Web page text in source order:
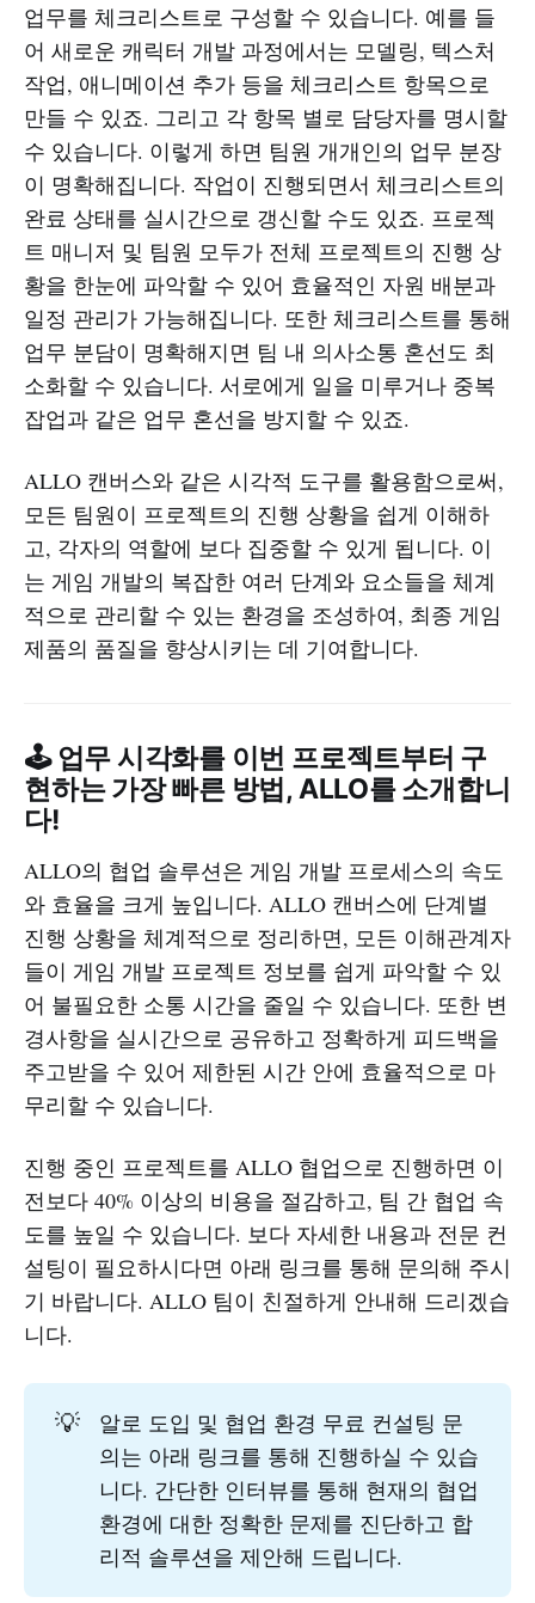
업무를 체크리스트로 구성할 수 있습니다. 예를 들
어 새로운 캐릭터 개발 과정에서는 모델링, 텍스처
작업, 애니메이션 추가 등을 체크리스트 항목으로
만들 수 있죠. 그리고 각 항목 별로 담당자를 명시할
수 있습니다. 이렇게 하면 팀원 개개인의 업무 분장
이 명확해집니다. 작업이 진행되면서 체크리스트의
완료 상태를 실시간으로 갱신할 수도 있죠. 프로젝
트 매니저 및 팀원 모두가 전체 프로젝트의 진행 상
황을 한눈에 파악할 수 있어 효율적인 자원 배분과
일정 관리가 가능해집니다. 또한 체크리스트를 통해
업무 분담이 명확해지면 팀 내 의사소통 혼선도 최
소화할 수 있습니다. 서로에게 일을 미루거나 중복
잡업과 같은 업무 혼선을 방지할 수 있죠.
ALLO 캔버스와 같은 시각적 도구를 활용함으로써,
모든 팀원이 프로젝트의 진행 상황을 쉽게 이해하
고, 각자의 역할에 보다 집중할 수 있게 됩니다. 이
는 게임 개발의 복잡한 여러 단계와 요소들을 체계
적으로 관리할 수 있는 환경을 조성하여, 최종 게임
제품의 품질을 향상시키는 데 기여합니다.
🕹️ 업무 시각화를 이번 프로젝트부터 구
현하는 가장 빠른 방법, ALLO를 소개합니
다!
ALLO의 협업 솔루션은 게임 개발 프로세스의 속도
와 효율을 크게 높입니다. ALLO 캔버스에 단계별
진행 상황을 체계적으로 정리하면, 모든 이해관계자
들이 게임 개발 프로젝트 정보를 쉽게 파악할 수 있
어 불필요한 소통 시간을 줄일 수 있습니다. 또한 변
경사항을 실시간으로 공유하고 정확하게 피드백을
주고받을 수 있어 제한된 시간 안에 효율적으로 마
무리할 수 있습니다.
진행 중인 프로젝트를 ALLO 협업으로 진행하면 이
전보다 40% 이상의 비용을 절감하고, 팀 간 협업 속
도를 높일 수 있습니다. 보다 자세한 내용과 전문 컨
설팅이 필요하시다면 아래 링크를 통해 문의해 주시
기 바랍니다. ALLO 팀이 친절하게 안내해 드리겠습
니다.
💡
알로 도입 및 협업 환경 무료 컨설팅 문
의는 아래 링크를 통해 진행하실 수 있습
니다. 간단한 인터뷰를 통해 현재의 협업
환경에 대한 정확한 문제를 진단하고 합
리적 솔루션을 제안해 드립니다.